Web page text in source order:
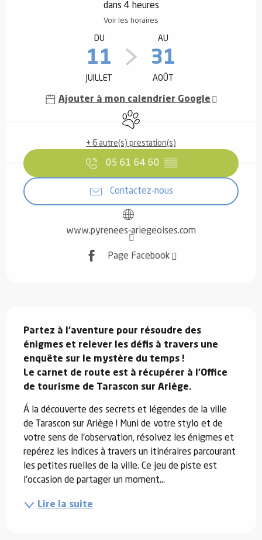
dans 4 heures
Voir les horaires
DU
11
JUILLET
AU
31
AOÛT
Ajouter à mon calendrier Google
Animaux acceptés
+ 6 autre(s) prestation(s)
05 61 64 60 ▒▒
Contactez-nous
www.pyrenees-ariegeoises.com
Page Facebook
Partez à l'aventure pour résoudre des
énigmes et relever les défis à travers une
enquête sur le mystère du temps !
Le carnet de route est à récupérer à l'Office
de tourisme de Tarascon sur Ariège.
Á la découverte des secrets et légendes de la ville
de Tarascon sur Ariège ! Muni de votre stylo et de
votre sens de l'observation, résolvez les énigmes et
repérez les indices à travers un itinéraires parcourant
les petites ruelles de la ville. Ce jeu de piste est
l'occasion de partager un moment...
Lire la suite